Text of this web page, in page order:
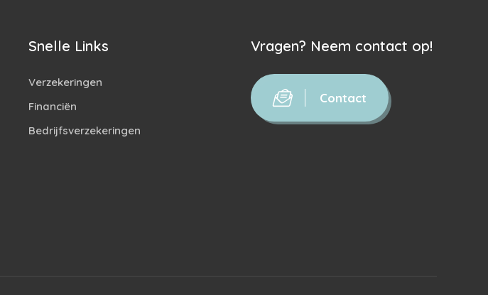
Snelle Links
Verzekeringen
Financiën
Bedrijfsverzekeringen
Vragen? Neem contact op!
Contact